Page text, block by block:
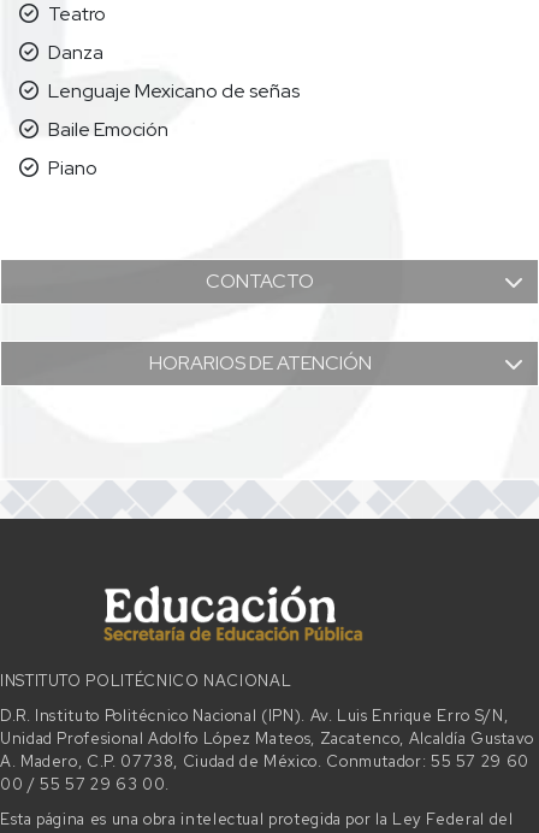
Teatro
Danza
Lenguaje Mexicano de señas
Baile Emoción
Piano
CONTACTO
HORARIOS DE ATENCIÓN
INSTITUTO POLITÉCNICO NACIONAL
D.R. Instituto Politécnico Nacional (IPN). Av. Luis Enrique Erro S/N,
Unidad Profesional Adolfo López Mateos, Zacatenco, Alcaldía Gustavo
A. Madero, C.P. 07738, Ciudad de México. Conmutador: 55 57 29 60
00 / 55 57 29 63 00.
Esta página es una obra intelectual protegida por la Ley Federal del